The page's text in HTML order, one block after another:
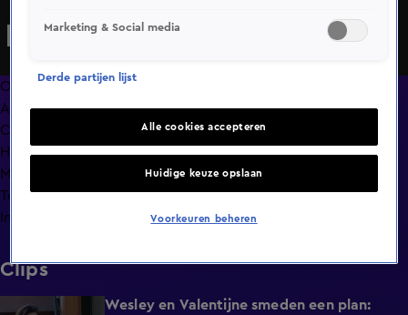
Overzicht
Afleveringen
Clips
Hoe is het nu met?
Macdate met Nick Eshuis
Terugblik
Info
Clips
0:26
Wesley en Valentijne smeden een plan:
Marketing & Social media
Derde partijen lijst
Alle cookies accepteren
Huidige keuze opslaan
Voorkeuren beheren